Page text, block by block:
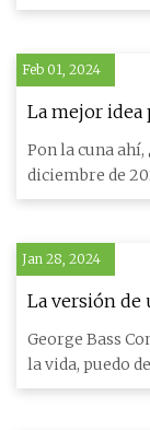
(¿Cuánto
Feb 01, 2024
La mejor idea
convertir el
Pon la cuna ahí, ¿por qué
diciembre de
de los produ
Jan 28, 2024
La versión de
Street Brawler
George Bass
la vida, puedo
en panta